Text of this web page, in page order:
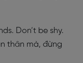
Don’t be shy.
thân mà, đừng